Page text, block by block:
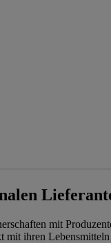
mit
mit ihren